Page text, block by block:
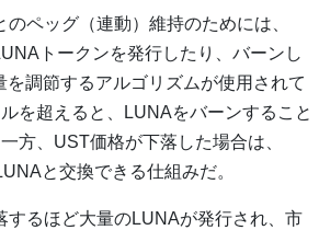
ペッグ（連動）維持のためには、
トークンを発行したり、バーンし
を調節するアルゴリズムが使用されて
を超えると、LUNAをバーンすること
方、UST価格が下落した場合は、
と交換できる仕組みだ。
するほど大量のLUNAが発行され、市